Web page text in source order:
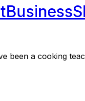
Business
been a cooking